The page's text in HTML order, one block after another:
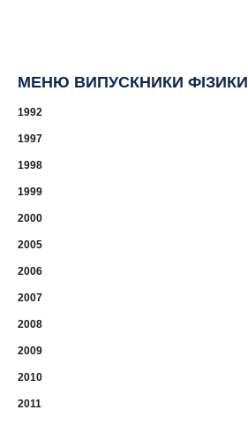
МЕНЮ ВИПУСКНИКИ ФІЗИКИ
1992
1997
1998
1999
2000
2005
2006
2007
2008
2009
2010
2011